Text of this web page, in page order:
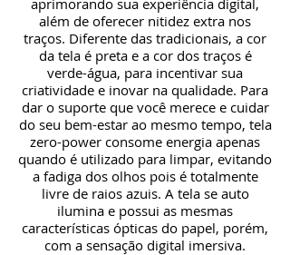
aprimorando sua experiência digital,
além de oferecer nitidez extra nos
traços. Diferente das tradicionais, a cor
da tela é preta e a cor dos traços é
verde-água, para incentivar sua
criatividade e inovar na qualidade. Para
dar o suporte que você merece e cuidar
do seu bem-estar ao mesmo tempo, tela
zero-power consome energia apenas
quando é utilizado para limpar, evitando
a fadiga dos olhos pois é totalmente
livre de raios azuis. A tela se auto
ilumina e possui as mesmas
características ópticas do papel, porém,
com a sensação digital imersiva.